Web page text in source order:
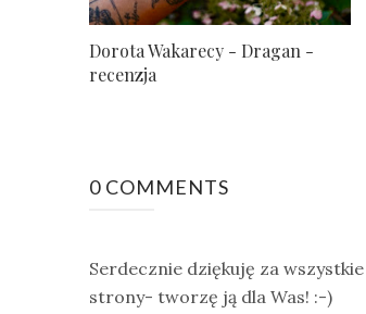
Dorota Wakarecy - Dragan -
recenzja
0 COMMENTS
Serdecznie dziękuję za
strony- tworzę ją dla Was! :-)